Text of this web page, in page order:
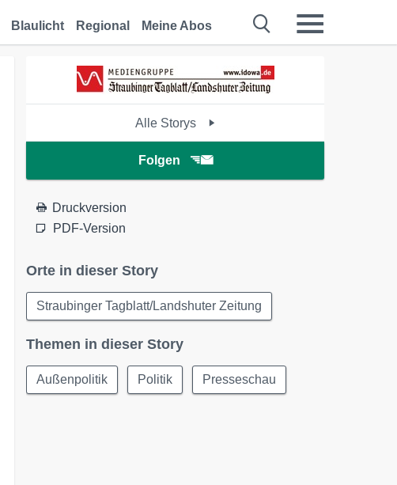
Blaulicht Regional Meine Abos
Alle Storys
Folgen
Druckversion
PDF-Version
Orte in dieser Story
Straubinger Tagblatt/Landshuter Zeitung
Themen in dieser Story
Außenpolitik Politik Presseschau